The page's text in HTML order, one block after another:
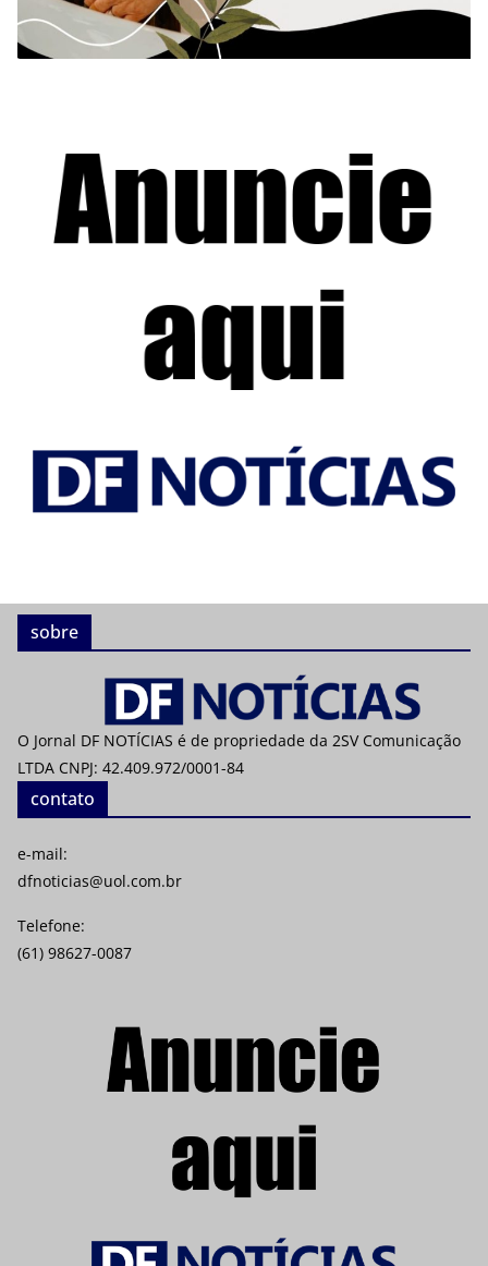
sobre
O Jornal DF NOTÍCIAS é de propriedade da 2SV Comunicação
LTDA CNPJ: 42.409.972/0001-84
contato
e-mail:
dfnoticias@uol.com.br
Telefone:
(61) 98627-0087